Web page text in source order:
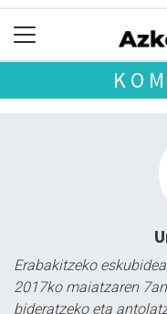
Erabakitzeko
2017ko maiatzaren
bideratzeko eta